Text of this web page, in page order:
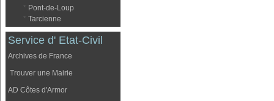
* Pont-de-Loup
* Tarcienne
Service d' Etat-Civil
Archives de France
Trouver une Mairie
AD Côtes d'Armor